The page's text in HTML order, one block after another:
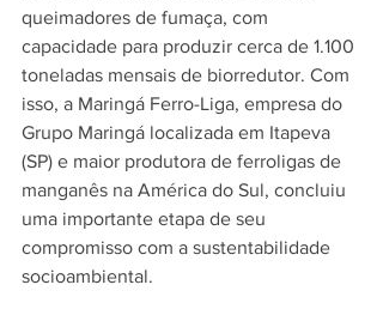
queimadores de fumaça, com
capacidade para produzir cerca de 1.100
toneladas mensais de biorredutor. Com
isso, a Maringá Ferro-Liga, empresa do
Grupo Maringá localizada em Itapeva
(SP) e maior produtora de ferroligas de
manganês na América do Sul, concluiu
uma importante etapa de seu
compromisso com a sustentabilidade
socioambiental.